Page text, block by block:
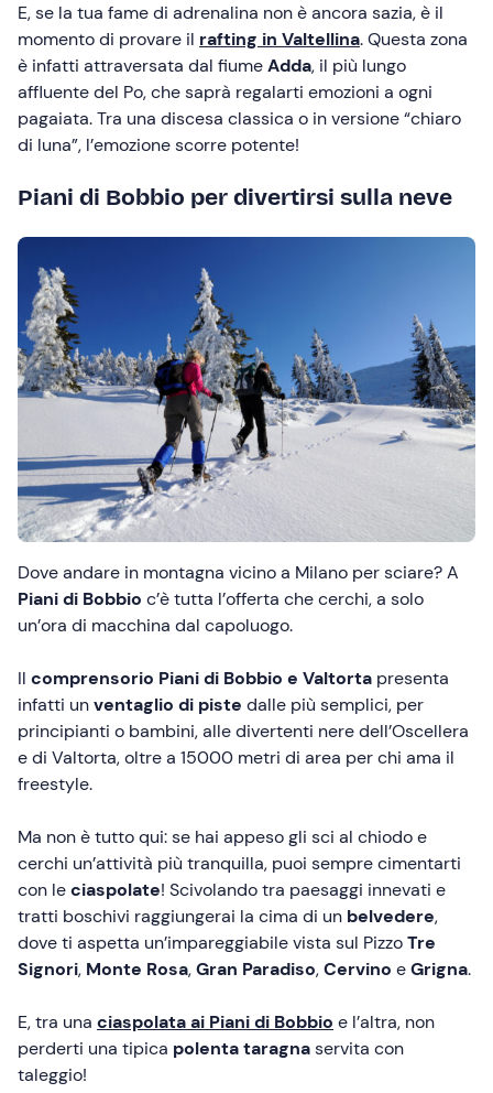
E, se la tua fame di adrenalina non è ancora sazia, è il
momento di provare il rafting in Valtellina. Questa zona
è infatti attraversata dal fiumeAdda, il più lungo
affluente del Po, che saprà regalarti emozioni a ogni
pagaiata. Tra una discesa classica o in versione “chiaro
di luna”, l’emozione scorre potente!
Piani di Bobbio per divertirsi sulla neve
Dove andare in montagna vicino a Milano per sciare? A
Piani di Bobbio c’è tutta l’offerta che cerchi, a solo
un’ora di macchina dal capoluogo.
Il comprensorio Piani di Bobbio e Valtorta presenta
infatti unventaglio di piste dalle più semplici, per
principianti o bambini, alle divertenti nere dell’Oscellera
e di Valtorta, oltre a 15000 metri di area per chi ama il
freestyle.
Ma non è tutto qui: se hai appeso gli sci al chiodo e
cerchi un’attività più tranquilla, puoi sempre cimentarti
con leciaspolate! Scivolando tra paesaggi innevati e
tratti boschivi raggiungerai la cima di un belvedere,
dove ti aspetta un’impareggiabile vista sul PizzoTre
Signori, Monte Rosa,Gran Paradiso,Cervino eGrigna.
E, tra una ciaspolata ai Piani di Bobbio e l’altra, non
perderti una tipica polenta taragnaservita con
taleggio!